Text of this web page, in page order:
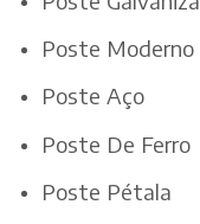
Poste Moderno
Poste Aço
Poste De Ferro
Poste Pétala